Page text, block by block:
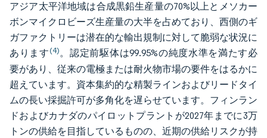
アジア太平洋地域は合成黒鉛生産量の70%以上とメソカー
ボンマイクロビーズ生産量の大半を占めており、西側のギ
ガファクトリーは潜在的な輸出規制に対して脆弱な状況に
あります(4)。認定前駆体は99.95%の純度水準を満たす必
要があり、従来の電極または耐火物市場の要件をはるかに
超えています。資本集約的な精製ラインおよびリードタイ
ムの長い採掘許可が多角化を遅らせています。フィンラン
ドおよびカナダのパイロットプラントが2027年までに3万
トンの供給を目指しているものの、近期の供給リスクが持